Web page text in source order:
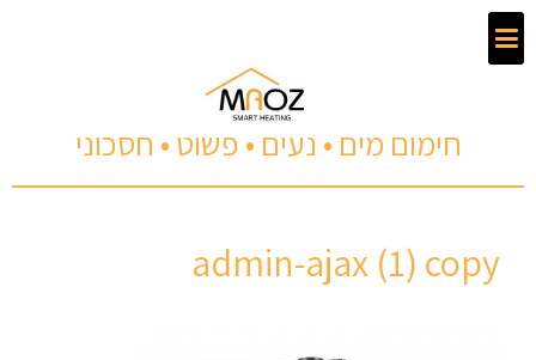
חימום מים • נעים • פשוט • חסכוני
admin-ajax (1) copy